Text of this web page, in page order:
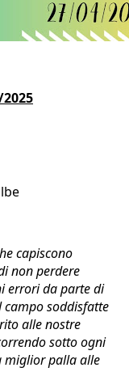
capiscono
non perdere
errori da parte di
soddisfatte
alle nostre
sotto ogni
miglior palla alle